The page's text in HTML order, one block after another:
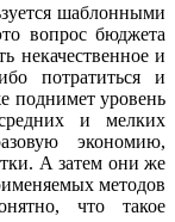
шаблонными
вопрос бюджета
некачественное и
потратиться и
поднимет уровень
и мелких
экономию,
А затем они же
методов
что такое